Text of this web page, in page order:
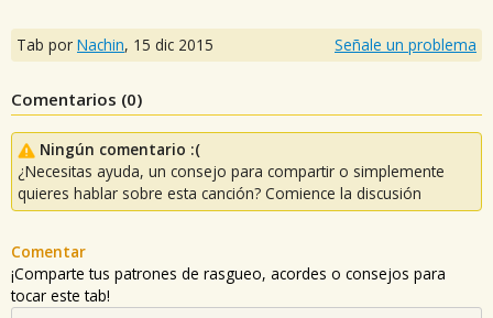
Tab por Nachin, 15 dic 2015 Señale un problema
Comentarios (0)
Ningún comentario :(
¿Necesitas ayuda, un consejo para compartir o simplemente
quieres hablar sobre esta canción? Comience la discusión
Comentar
¡Comparte tus patrones de rasgueo, acordes o consejos para
tocar este tab!